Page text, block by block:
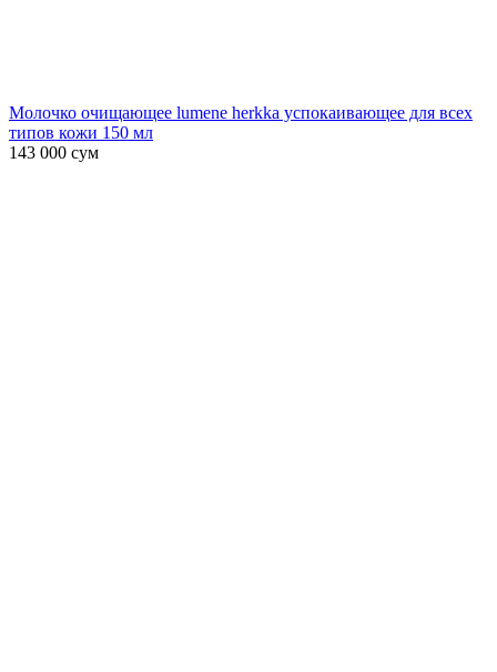
Молочко очищающее lumene herkka успокаивающее для всех
типов кожи 150 мл
143 000 сум